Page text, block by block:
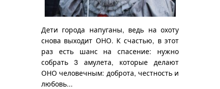
Дети города напуганы, ведь на охоту
снова выходит ОНО. К счастью, в этот
раз есть шанс на спасение: нужно
собрать 3 амулета, которые делают
ОНО человечным: доброта, честность и
любовь...